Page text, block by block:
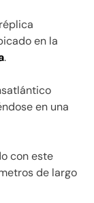
en la
.
en una
con este
de largo